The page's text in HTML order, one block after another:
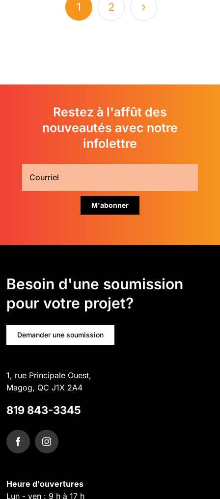
1 2
Restez à l'affût des
nouveautés avec notre
infolettre
Besoin d'une soumission
pour votre projet?
Demander une soumission
1, rue Principale Ouest,
Magog, QC J1X 2A4
819 843-3345
Heure d'ouvertures
Lun - ven : 9 h à 17 h